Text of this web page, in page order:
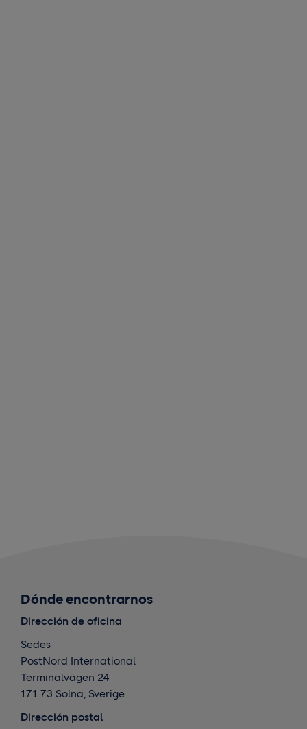
Dónde encontrarnos
Dirección de oficina
Sedes
PostNord International
Terminalvägen 24
171 73 Solna, Sverige
Dirección postal